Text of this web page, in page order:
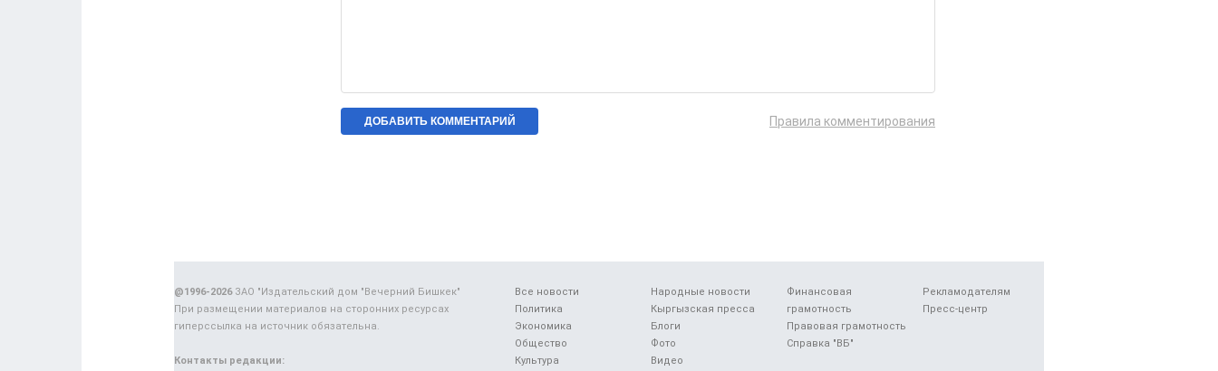
Правила комментирования
Все новости
Политика
Экономика
Общество
Культура
Народные новости
Кыргызская пресса
Блоги
Фото
Видео
Финансовая
грамотность
Правовая грамотность
Справка "ВБ"
Рекламодателям
Пресс-центр
@1996-2026ЗАО "Издательский дом "Вечерний Бишкек"
При размещении материалов на сторонних ресурсах
гиперссылка на источник обязательна.
Контакты редакции: